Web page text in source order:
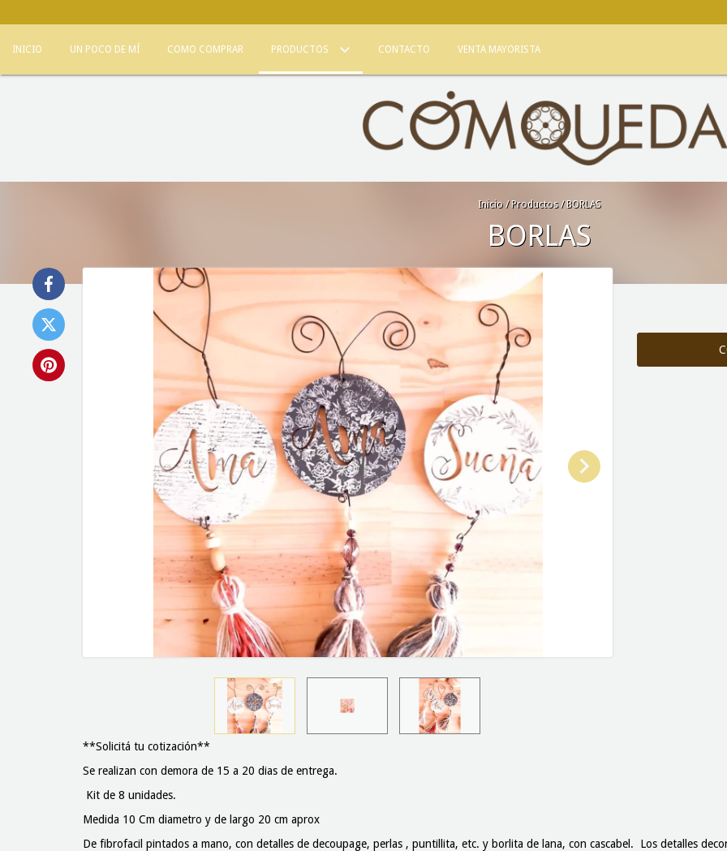
INICIO UN POCO DE MÍ COMO COMPRAR PRODUCTOS CONTACTO VENTA MAYORISTA
Inicio / Productos / BORLAS
BORLAS
**Solicitá tu cotización**
Se realizan con demora de 15 a 20 dias de entrega.
Kit de 8 unidades.
Medida 10 Cm diametro y de largo 20 cm aprox
De fibrofacil pintados a mano, con detalles de decoupage, perlas , puntillita, etc. y borlita de lana, con cascabel. Los detalles